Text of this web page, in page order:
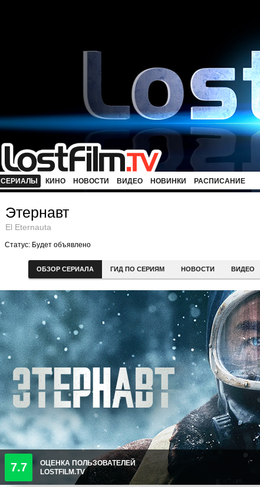
СЕРИАЛЫ КИНО НОВОСТИ ВИДЕО НОВИНКИ РАСПИСАНИЕ
Этернавт
El Eternauta
Статус: Будет объявлено
ОБЗОР СЕРИАЛА ГИД ПО СЕРИЯМ НОВОСТИ ВИДЕО
7.7
ОЦЕНКА ПОЛЬЗОВАТЕЛЕЙ
LOSTFILM.TV